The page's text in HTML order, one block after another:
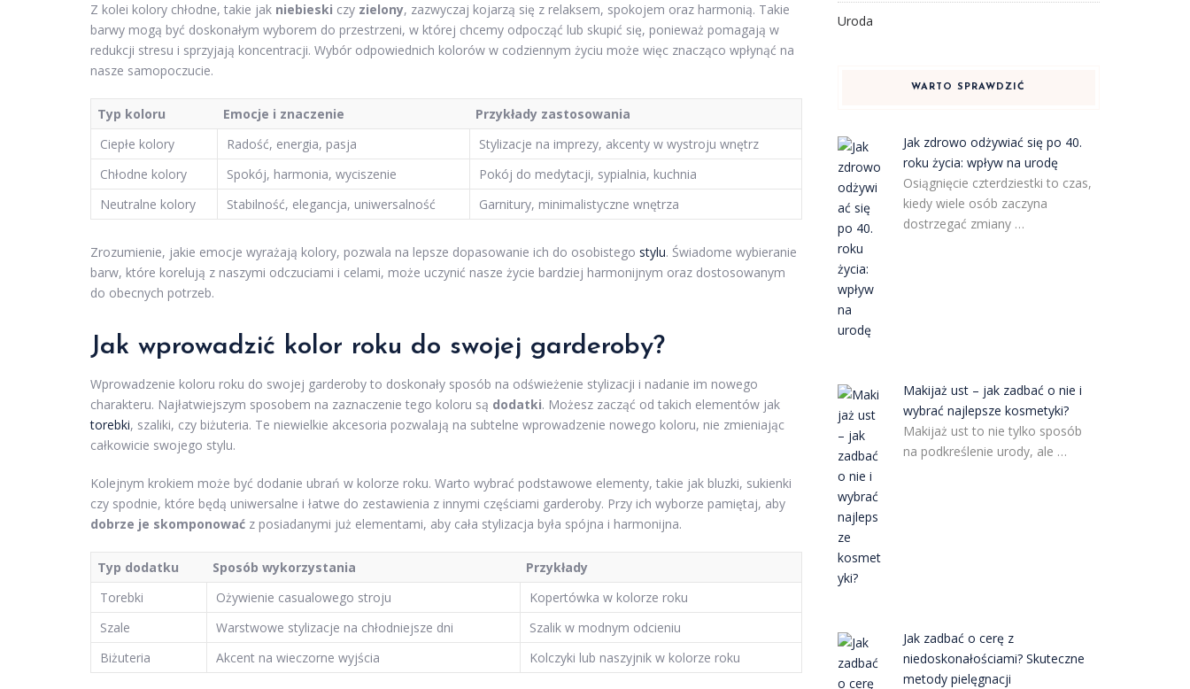
Z kolei kolory chłodne, takie jak niebieski czy zielony, zazwyczaj kojarzą się z relaksem, spokojem oraz harmonią. Takie
barwy mogą być doskonałym wyborem do przestrzeni, w której chcemy odpocząć lub skupić się, ponieważ pomagają w
redukcji stresu i sprzyjają koncentracji. Wybór odpowiednich kolorów w codziennym życiu może więc znacząco wpłynąć na
nasze samopoczucie.
Typ koloru Emocje i znaczenie
Przykłady zastosowania
Ciepłe kolory
Radość, energia, pasja
Stylizacje na imprezy, akcenty w wystroju wnętrz
Chłodne kolory
Spokój, harmonia, wyciszenie
Pokój do medytacji, sypialnia, kuchnia
Neutralne kolory
Stabilność, elegancja, uniwersalność Garnitury, minimalistyczne wnętrza
Zrozumienie, jakie emocje wyrażają kolory, pozwala na lepsze dopasowanie ich do osobistego stylu. Świadome wybieranie
barw, które korelują z naszymi odczuciami i celami, może uczynić nasze życie bardziej harmonijnym oraz dostosowanym
do obecnych potrzeb.
Jak wprowadzić kolor roku do swojej garderoby?
Wprowadzenie koloru roku do swojej garderoby to doskonały sposób na odświeżenie stylizacji i nadanie im nowego
charakteru. Najłatwiejszym sposobem na zaznaczenie tego koloru są dodatki. Możesz zacząć od takich elementów jak
torebki, szaliki, czy biżuteria. Te niewielkie akcesoria pozwalają na subtelne wprowadzenie nowego koloru, nie zmieniając
całkowicie swojego stylu.
Kolejnym krokiem może być dodanie ubrań w kolorze roku. Warto wybrać podstawowe elementy, takie jak bluzki, sukienki
czy spodnie, które będą uniwersalne i łatwe do zestawienia z innymi częściami garderoby. Przy ich wyborze pamiętaj, aby
dobrze je skomponować z posiadanymi już elementami, aby cała stylizacja była spójna i harmonijna.
Typ dodatku Sposób wykorzystania
Przykłady
Torebki
Ożywienie casualowego stroju
Kopertówka w kolorze roku
Szale
Warstwowe stylizacje na chłodniejsze dni
Szalik w modnym odcieniu
Biżuteria
Akcent na wieczorne wyjścia Kolczyki lub naszyjnik w kolorze roku
Uroda
WARTO SPRAWDZIĆ
Jak zdrowo odżywiać się po 40.
roku życia: wpływ na urodę
Osiągnięcie czterdziestki to czas,
kiedy wiele osób zaczyna
dostrzegać zmiany …
Makijaż ust – jak zadbać o nie i
wybrać najlepsze kosmetyki?
Makijaż ust to nie tylko sposób
na podkreślenie urody, ale …
Jak zadbać o cerę z
niedoskonałościami? Skuteczne
metody pielęgnacji